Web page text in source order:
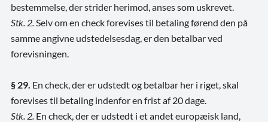
bestemmelse, der strider herimod, anses som uskrevet.
Stk. 2. Selv om en check forevises til betaling førend den på
samme angivne udstedelsesdag, er den betalbar ved
forevisningen.
§ 29. En check, der er udstedt og betalbar her i riget, skal
forevises til betaling indenfor en frist af 20 dage.
Stk. 2. En check, der er udstedt i et andet europæisk land,